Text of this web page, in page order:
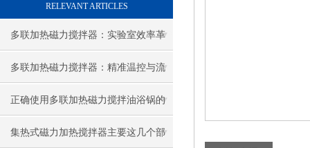
RELEVANT ARTICLES
多联加热磁力搅拌器：实验室效率革
命的幕后推手
多联加热磁力搅拌器：精准温控与流
体动力学的艺术
正确使用多联加热磁力搅拌油浴锅的
注意事项
集热式磁力加热搅拌器主要这几个部